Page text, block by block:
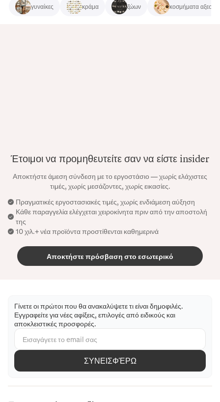
γυναίκες κράμα ζώων κοσμήματα
Έτοιμοι να προμηθευτείτε σαν να είστε insider
Αποκτήστε άμεση σύνδεση με το εργοστάσιο — χωρίς ελάχιστες
τιμές, χωρίς μεσάζοντες, χωρίς εικασίες.
Πραγματικές εργοστασιακές τιμές, χωρίς ενδιάμεση αύξηση
Κάθε παραγγελία ελέγχεται χειροκίνητα πριν από την αποστολή
της
10 χιλ.+ νέα προϊόντα προστίθενται καθημερινά
Αποκτήστε πρόσβαση στο εσωτερικό
Γίνετε οι πρώτοι που θα ανακαλύψετε τι είναι δημοφιλές.
Εγγραφείτε για νέες αφίξεις, επιλογές από ειδικούς και
αποκλειστικές προσφορές.
ΣΥΝΕΙΣΦΈΡΩ